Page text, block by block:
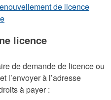
de licence
licence
de demande de licence ou
l’envoyer à l’adresse
à payer :